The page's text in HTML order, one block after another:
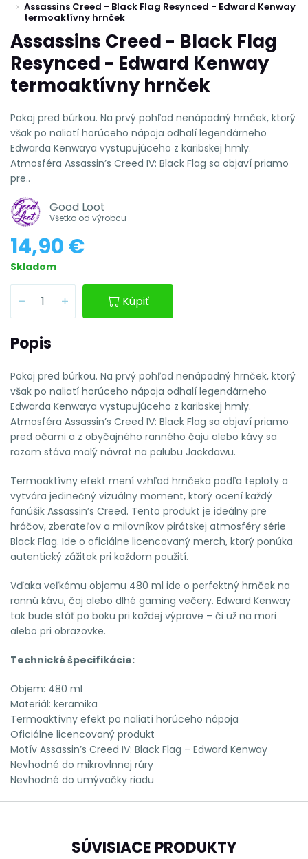
Assassins Creed - Black Flag Resynced - Edward Kenway
termoaktívny hrnček
Assassins Creed - Black Flag
Resynced - Edward Kenway
termoaktívny hrnček
Pokoj pred búrkou. Na prvý pohľad nenápadný hrnček, ktorý
však po naliatí horúceho nápoja odhalí legendárneho
Edwarda Kenwaya vystupujúceho z karibskej hmly.
Atmosféra Assassin’s Creed IV: Black Flag sa objaví priamo
pre..
Good Loot
Všetko od výrobcu
14,90 €
Skladom
Kúpiť
Popis
Pokoj pred búrkou. Na prvý pohľad nenápadný hrnček, ktorý
však po naliatí horúceho nápoja odhalí legendárneho
Edwarda Kenwaya vystupujúceho z karibskej hmly.
Atmosféra Assassin’s Creed IV: Black Flag sa objaví priamo
pred očami a z obyčajného ranného čaju alebo kávy sa
razom stáva malý návrat na palubu Jackdawu.
Termoaktívny efekt mení vzhľad hrnčeka podľa teploty a
vytvára jedinečný vizuálny moment, ktorý ocení každý
fanúšik Assassin’s Creed. Tento produkt je ideálny pre
hráčov, zberateľov a milovníkov pirátskej atmosféry série
Black Flag. Ide o oficiálne licencovaný merch, ktorý ponúka
autentický zážitok pri každom použití.
Vďaka veľkému objemu 480 ml ide o perfektný hrnček na
rannú kávu, čaj alebo dlhé gaming večery. Edward Kenway
tak bude stáť po boku pri každej výprave – či už na mori
alebo pri obrazovke.
Technické špecifikácie:
Objem: 480 ml
Materiál: keramika
Termoaktívny efekt po naliatí horúceho nápoja
Oficiálne licencovaný produkt
Motív Assassin’s Creed IV: Black Flag – Edward Kenway
Nevhodné do mikrovlnnej rúry
Nevhodné do umývačky riadu
SÚVISIACE PRODUKTY